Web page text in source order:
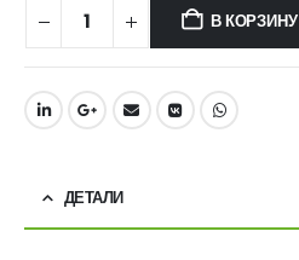
В КОРЗИНУ
ДЕТАЛИ